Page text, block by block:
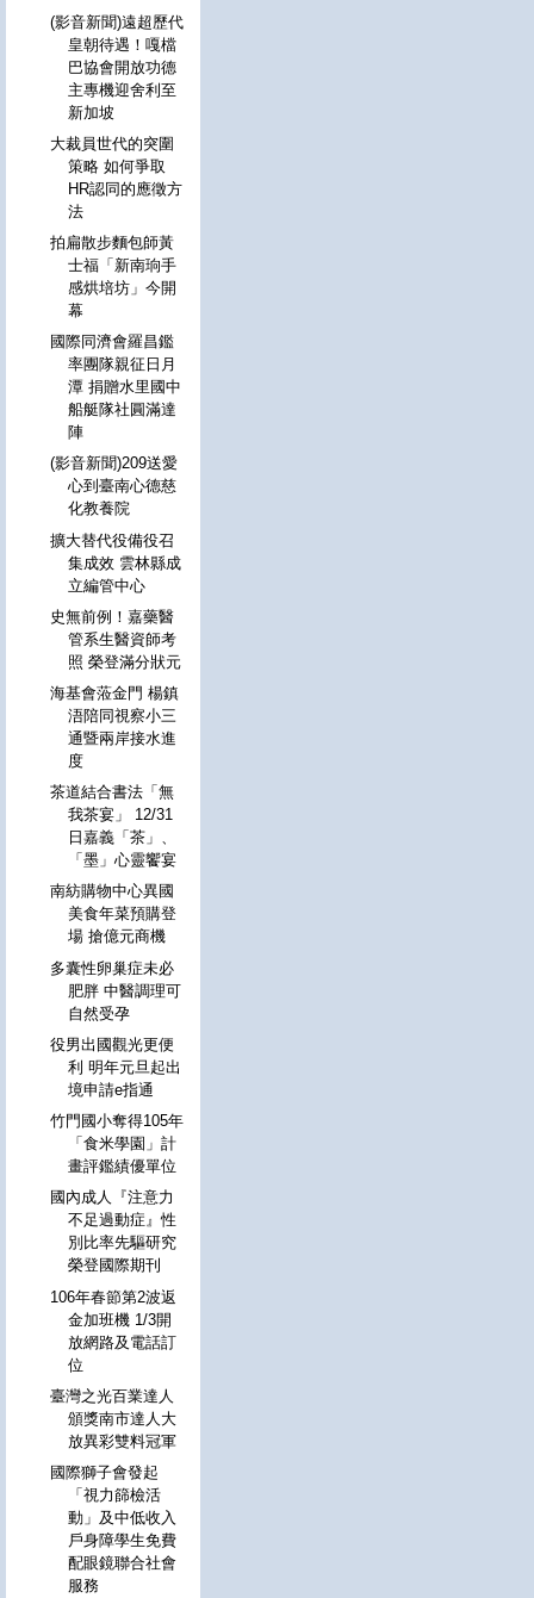
(影音新聞)遠超歷代
皇朝待遇！嘎檔
巴協會開放功德​​
主專機迎舍利至
新加坡
大裁員世代的突圍
策略 如何爭取
HR認同的應徵方
法
拍扁散步麵包師黃
士福「新南珦手
感烘培坊」今開
幕
國際同濟會羅昌鑑
率團隊親征日月
潭 捐贈水里國中
船艇隊社圓滿達
陣
(影音新聞)209送愛
心到臺南心德慈
化教養院
擴大替代役備役召
集成效 雲林縣成
立編管中心
史無前例！嘉藥醫
管系生醫資師考
照 榮登滿分狀元
海基會蒞金門 楊鎮
浯陪同視察小三
通暨兩岸接水進
度
茶道結合書法「無
我茶宴」 12/31
日嘉義「茶」、
「墨」心靈饗宴
南紡購物中心異國
美食年菜預購登
場 搶億元商機
多囊性卵巢症未必
肥胖 中醫調理可
自然受孕
役男出國觀光更便
利 明年元旦起出
境申請e指通
竹門國小奪得105年
「食米學園」計
畫評鑑績優單位
國內成人『注意力
不足過動症』性
別比率先驅研究
榮登國際期刊
106年春節第2波返
金加班機 1/3開
放網路及電話訂
位
臺灣之光百業達人
頒獎南市達人大
放異彩雙料冠軍
國際獅子會發起
「視力篩檢活
動」及中低收入
戶身障學生免費
配眼鏡聯合社會
服務